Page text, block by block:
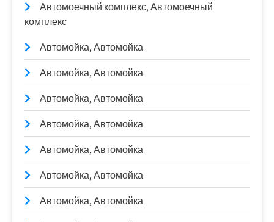
Автомоечный комплекс, Автомоечный
комплекс
Автомойка, Автомойка
Автомойка, Автомойка
Автомойка, Автомойка
Автомойка, Автомойка
Автомойка, Автомойка
Автомойка, Автомойка
Автомойка, Автомойка